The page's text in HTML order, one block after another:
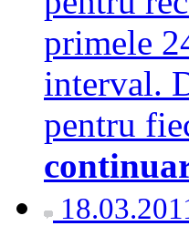
primele
interval.
pentru